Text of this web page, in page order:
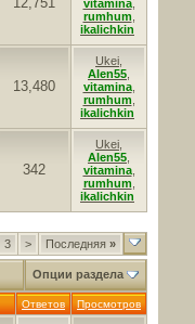
vitamina,
rumhum
ikalichkin
13,480
Ukei
Alen55
vitamina,
rumhum
ikalichkin
342
Ukei
Alen55
vitamina,
rumhum
ikalichkin
3 > Последняя »
Опции раздела
Ответов Просмотров